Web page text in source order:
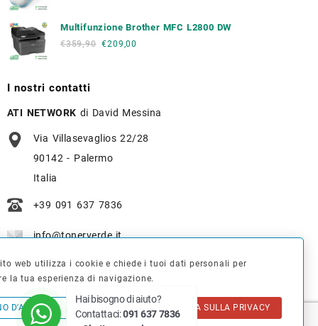
Multifunzione Brother MFC L2800 DW
€359,90 €209,00
I nostri contatti
ATI NETWORK di David Messina
Via Villasevaglios 22/28
90142 - Palermo
Italia
+39 091 637 7836
info@tonerverde.it
WhatsApp: +39 375 723 3386
© 2026Cartucce e Toner thINK® Palermo
web utilizza i cookie e chiede i tuoi dati personali per
la tua esperienza di navigazione.
D'ACCORDO INFORMATIVA SULLA PRIVACY
Hai bisogno di aiuto?
Contattaci:091 637 7836